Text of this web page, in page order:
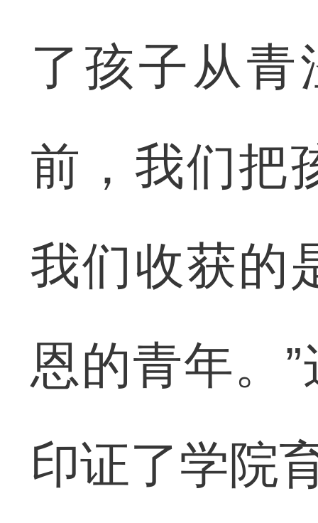
了孩子从青
前，我们把
我们收获的
恩的青年。
印证了学院